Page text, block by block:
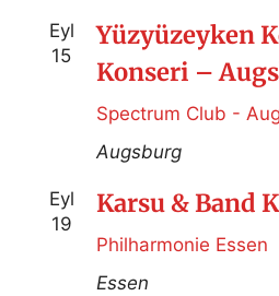
Eyl
15
Yüzyüzeyken
Konseri –
Spectrum Club -
Augsburg
Eyl
19
Karsu & Band
Philharmonie Essen
Essen